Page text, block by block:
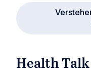
Health